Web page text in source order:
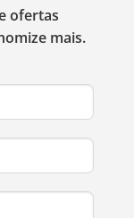
ofertas
mais.